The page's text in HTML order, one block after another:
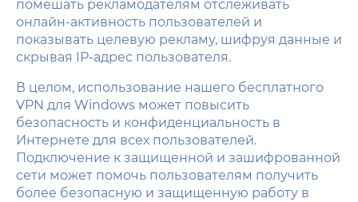
помешать рекламодателям отслеживать
онлайн-активность пользователей и
показывать целевую рекламу, шифруя данные и
скрывая IP-адрес пользователя.
В целом, использование нашего бесплатного
VPN для Windows может повысить
безопасность и конфиденциальность в
Интернете для всех пользователей.
Подключение к защищенной и зашифрованной
сети может помочь пользователям получить
более безопасную и защищенную работу в